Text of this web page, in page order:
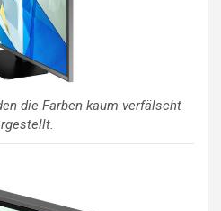
die Farben kaum verfälscht